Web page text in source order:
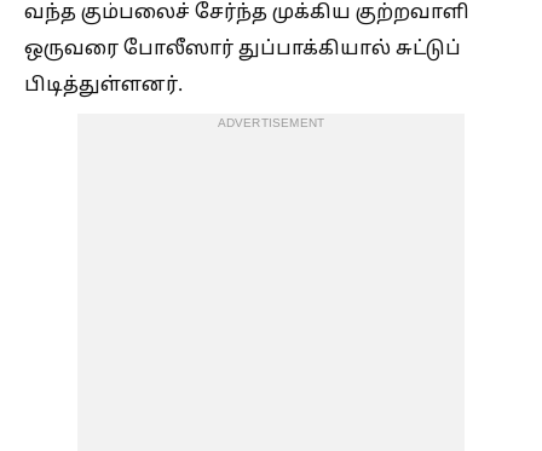
வந்த கும்பலைச் சேர்ந்த முக்கிய குற்றவாளி
ஒருவரை போலீஸார் துப்பாக்கியால் சுட்டுப்
பிடித்துள்ளனர்.
ADVERTISEMENT